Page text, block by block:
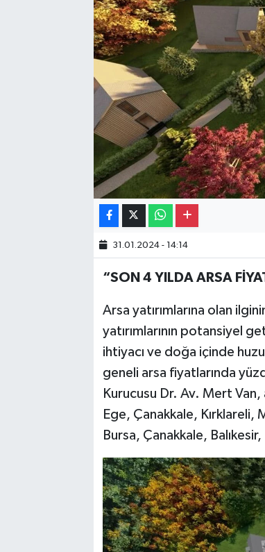
31.01.2024 - 14:14
“SON 4 YILDA ARSA
Arsa yatırımlarına olan
yatırımlarının potansiyel
ihtiyacı ve doğa içinde
geneli arsa fiyatlarında
Kurucusu Dr. Av. Mert Van,
Ege, Çanakkale, Kırklareli,
Bursa, Çanakkale,
Gayrimenkul